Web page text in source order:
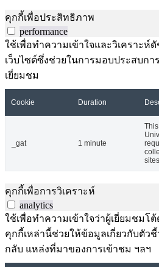
คุกกี้เพื่อประสิทธิภาพ
performance
ใช้เพื่อทำความเข้าใจและวิเคราะ
เว็บไซต์ซึ่งช่วยในการมอบประสบก
เยี่ยมชม
Cookie Duration
_gat 1 minute
คุกกี้เพื่อการวิเคราะห์
analytics
ใช้เพื่อทำความเข้าใจว่าผู้เยี่ยมชมโ
คุกกี้เหล่านี้ช่วยให้ข้อมูลเกี่ยวกับตัว
กลับ แหล่งที่มาของการเข้าชม ฯลฯ